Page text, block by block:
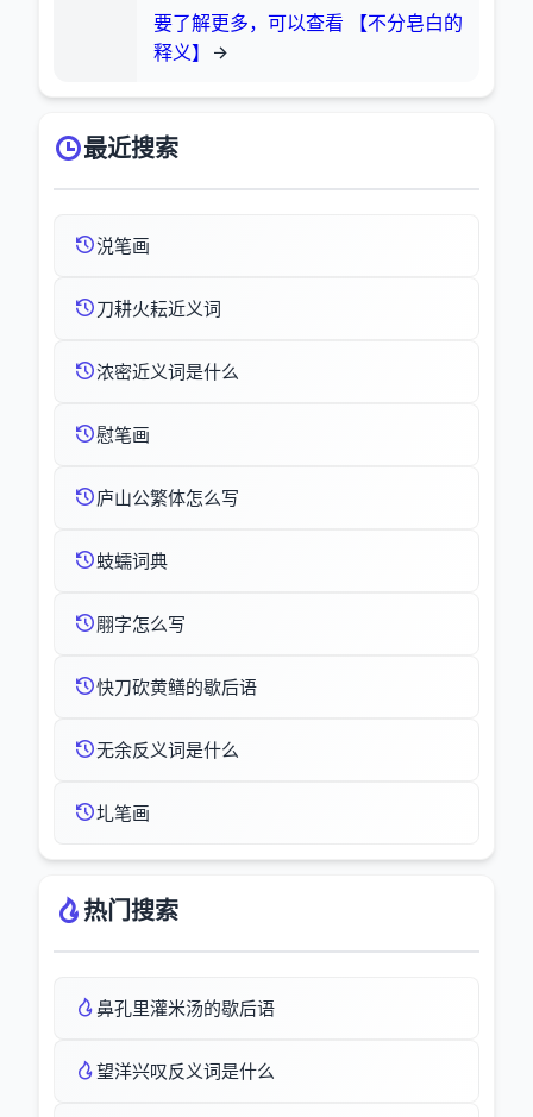
要了解更多，可以查看 【不分皂白的
释义】
最近搜索
涚笔画
刀耕火耘近义词
浓密近义词是什么
慰笔画
庐山公繁体怎么写
蚑蠕词典
翢字怎么写
快刀砍黄鳝的歇后语
无余反义词是什么
圠笔画
热门搜索
鼻孔里灌米汤的歇后语
望洋兴叹反义词是什么